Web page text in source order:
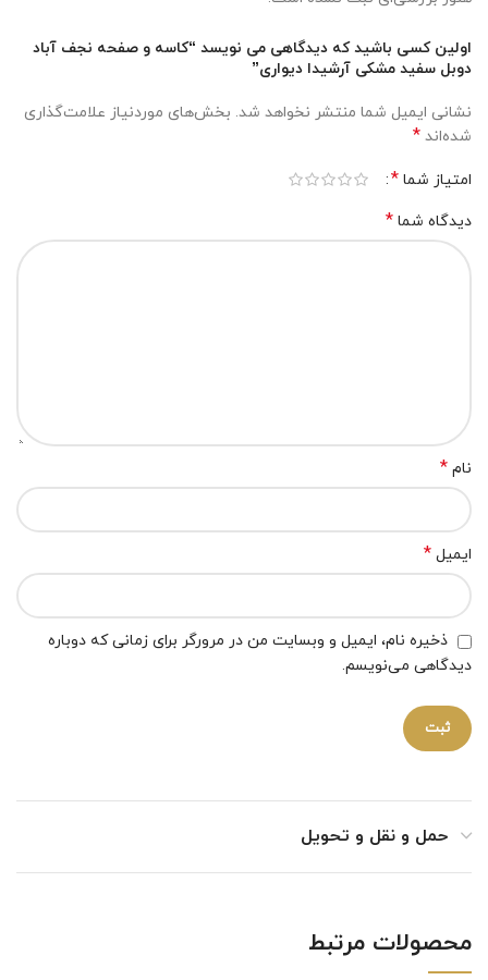
اولین کسی باشید که دیدگاهی می نویسد “کاسه و صفحه نجف آباد
دوبل سفید مشکی آرشیدا دیواری”
نشانی ایمیل شما منتشر نخواهد شد. بخش‌های موردنیاز علامت‌گذاری
شده‌اند *
امتیاز شما *
دیدگاه شما *
نام *
ایمیل *
ذخیره نام، ایمیل و وبسایت من در مرورگر برای زمانی که دوباره
دیدگاهی می‌نویسم.
حمل و نقل و تحویل
محصولات مرتبط